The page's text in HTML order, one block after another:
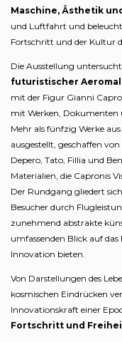
Maschine, Ästhetik
und Luftfahrt und
Fortschritt und der Kultur
Die Ausstellung untersucht
futuristischer
mit der Figur Gianni
mit Werken, Dokumenten
Mehr als fünfzig Werke
ausgestellt, geschaffen
Depero, Tato, Fillia und
Materialien, die Capronis
Der Rundgang gliedert
Besucher durch
zunehmend abstrakte
umfassenden Blick auf das
Innovation bieten.
Von Darstellungen des
kosmischen Eindrücken
Innovationskraft einer
Fortschritt und